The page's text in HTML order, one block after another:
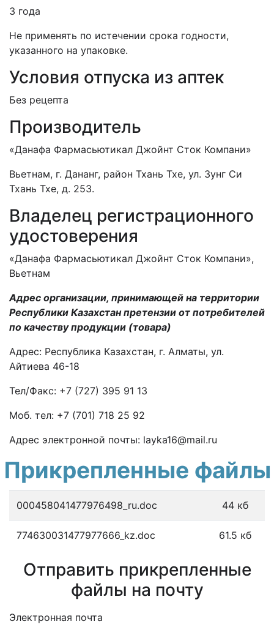
3 года
Не применять по истечении срока годности,
указанного на упаковке.
Условия отпуска из аптек
Без рецепта
Производитель
«Данафа Фармасьютикал Джойнт Сток Компани»
Вьетнам, г. Дананг, район Тхань Тхе, ул. Зунг Си
Тхань Тхе, д. 253.
Владелец регистрационного
удостоверения
«Данафа Фармасьютикал Джойнт Сток Компани»,
Вьетнам
Адрес организации, принимающей на территории
Республики Казахстан претензии от потребителей
по качеству продукции (товара)
Адрес: Республика Казахстан, г. Алматы, ул.
Айтиева 46-18
Тел/Факс: +7 (727) 395 91 13
Моб. тел: +7 (701) 718 25 92
Адрес электронной почты: layka16@mail.ru
Прикрепленные файлы
000458041477976498_ru.doc 44 кб
774630031477977666_kz.doc 61.5 кб
Отправить прикрепленные
файлы на почту
Электронная почта